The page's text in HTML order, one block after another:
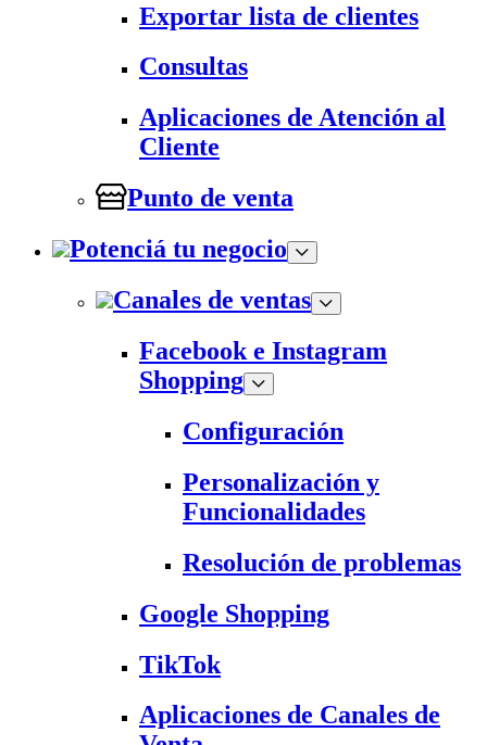
Exportar lista de clientes
Consultas
Aplicaciones de Atención al
Cliente
Punto de venta
Potenciá tu negocio
Canales de ventas
Facebook e Instagram
Shopping
Configuración
Personalización y
Funcionalidades
Resolución de problemas
Google Shopping
TikTok
Aplicaciones de Canales de